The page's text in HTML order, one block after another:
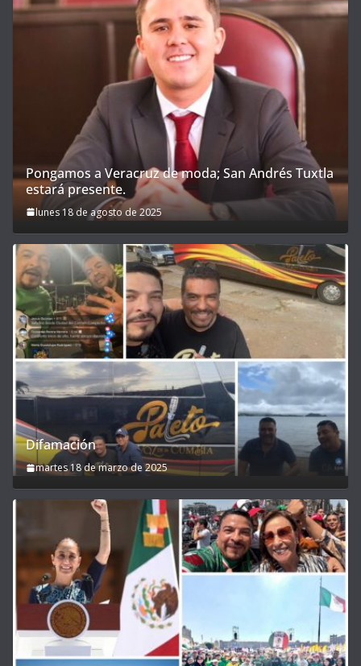
Pongamos a Veracruz de moda; San Andrés Tuxtla
estará presente.
lunes 18 de agosto de 2025
Difamación
martes 18 de marzo de 2025